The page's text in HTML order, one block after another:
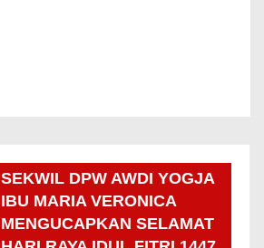
SEKWIL DPW AWDI YOGJA
IBU MARIA VERONICA
MENGUCAPKAN SELAMAT